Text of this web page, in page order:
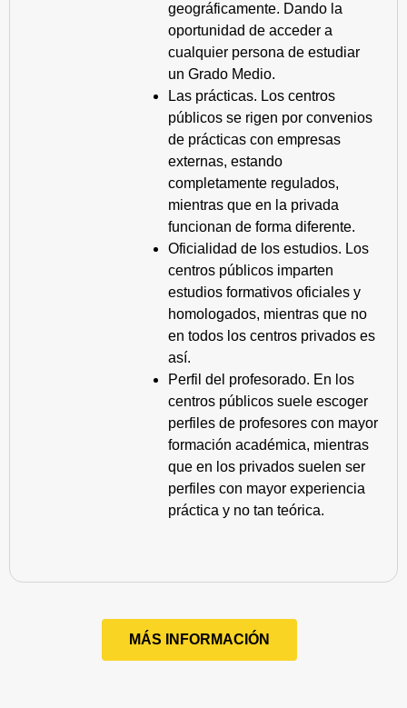
geográficamente. Dando la
oportunidad de acceder a
cualquier persona de estudiar
un Grado Medio.
Las prácticas. Los centros
públicos se rigen por convenios
de prácticas con empresas
externas, estando
completamente regulados,
mientras que en la privada
funcionan de forma diferente.
Oficialidad de los estudios. Los
centros públicos imparten
estudios formativos oficiales y
homologados, mientras que no
en todos los centros privados es
así.
Perfil del profesorado. En los
centros públicos suele escoger
perfiles de profesores con mayor
formación académica, mientras
que en los privados suelen ser
perfiles con mayor experiencia
práctica y no tan teórica.
MÁS INFORMACIÓN